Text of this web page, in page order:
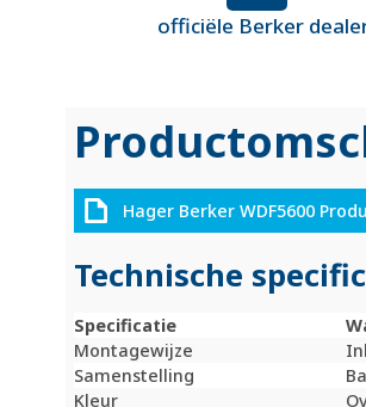
officiële Berker
Hager Berker WDF5600
Technische
Specificatie
Montagewijze
Samenstelling
Kleur